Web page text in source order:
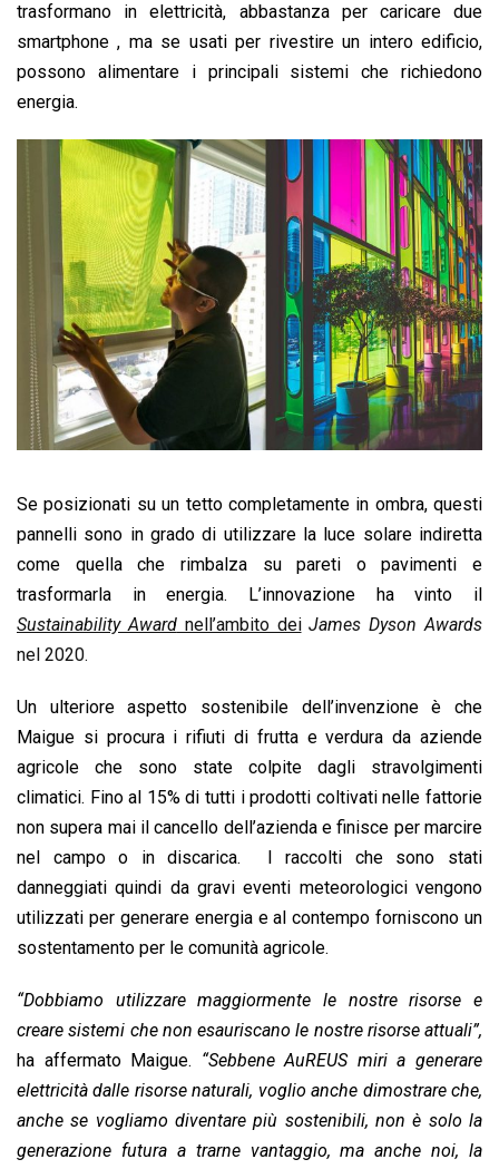
trasformano in elettricità, abbastanza per caricare due
smartphone , ma se usati per rivestire un intero edificio,
possono alimentare i principali sistemi che richiedono
energia.
Se posizionati su un tetto completamente in ombra, questi
pannelli sono in grado di utilizzare la luce solare indiretta
come quella che rimbalza su pareti o pavimenti e
trasformarla in energia. L’innovazione ha vinto il
Sustainability Awardnell’ambito dei James Dyson Awards
nel 2020.
Un ulteriore aspetto sostenibile dell’invenzione è che
Maigue si procura i rifiuti di frutta e verdura da aziende
agricole che sono state colpite dagli stravolgimenti
climatici. Fino al 15% di tutti i prodotti coltivati ​​nelle fattorie
non supera mai il cancello dell’azienda e finisce per marcire
nel campo o in discarica. I raccolti che sono stati
danneggiati quindi da gravi eventi meteorologici vengono
utilizzati per generare energia e al contempo forniscono un
sostentamento per le comunità agricole.
“Dobbiamo utilizzare maggiormente le nostre risorse e
creare sistemi che non esauriscano le nostre risorse attuali”,
ha affermato Maigue. “Sebbene AuREUS miri a generare
elettricità dalle risorse naturali, voglio anche dimostrare che,
anche se vogliamo diventare più sostenibili, non è solo la
generazione futura a trarne vantaggio, ma anche noi, la